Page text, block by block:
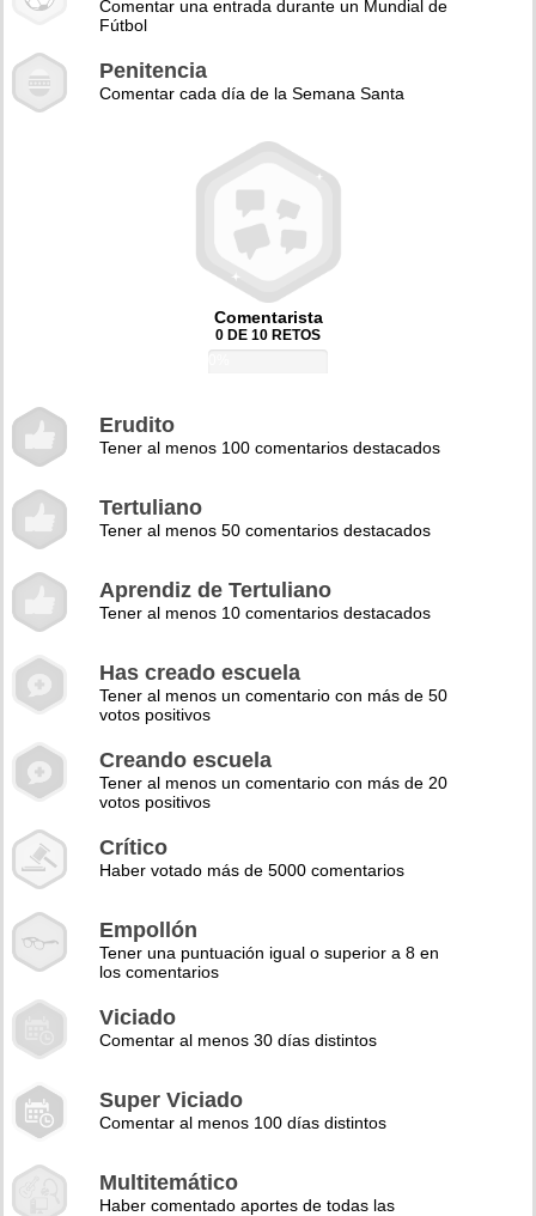
Comentar una entrada durante un Mundial de
Fútbol
Penitencia
Comentar cada día de la Semana Santa
Comentarista
0 DE 10 RETOS
Erudito
Tener al menos 100 comentarios destacados
Tertuliano
Tener al menos 50 comentarios destacados
Aprendiz de Tertuliano
Tener al menos 10 comentarios destacados
Has creado escuela
Tener al menos un comentario con más de 50
votos positivos
Creando escuela
Tener al menos un comentario con más de 20
votos positivos
Crítico
Haber votado más de 5000 comentarios
Empollón
Tener una puntuación igual o superior a 8 en
los comentarios
Viciado
Comentar al menos 30 días distintos
Super Viciado
Comentar al menos 100 días distintos
Multitemático
Haber comentado aportes de todas las